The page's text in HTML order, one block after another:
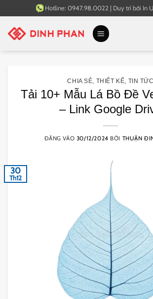
qua
nội
Hotline: 0947.98.0022 | Duy trì bởi In
CHIA SẺ THIẾT KẾ TIN TỨC
Tải 10+ Mẫu Lá Bồ Đề
– Link Google
ĐĂNG VÀO 30/12/2024 BỞI THUẬN
30
Th12